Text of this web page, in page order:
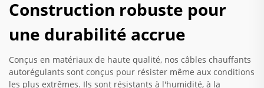
Construction robuste pour
une durabilité accrue
Conçus en matériaux de haute qualité, nos câbles chauffants
autorégulants sont conçus pour résister même aux conditions
les plus extrêmes. Ils sont résistants à l'humidité, à la